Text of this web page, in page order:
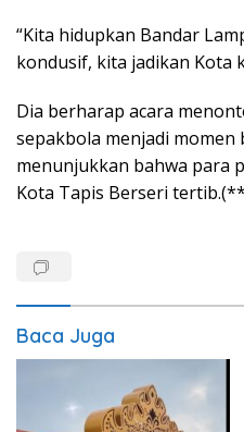
“Kita hidupkan Bandar
kondusif, kita jadikan Kota
Dia berharap acara
sepakbola menjadi
menunjukkan bahwa para
Kota Tapis Berseri
Baca Juga